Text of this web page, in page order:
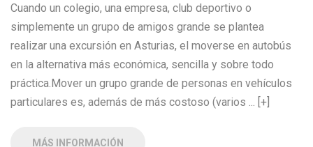
Cuando un colegio, una empresa, club deportivo o
simplemente un grupo de amigos grande se plantea
realizar una excursión en Asturias, el moverse en autobús
en la alternativa más económica, sencilla y sobre todo
práctica.Mover un grupo grande de personas en vehículos
particulares es, además de más costoso (varios ... [+]
MÁS INFORMACIÓN